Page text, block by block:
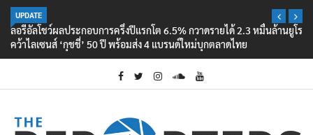
UPDATE
ลอรีอัลโชว์ผลประกอบการครึ่งปีแรกโต 6.5% กวาดรายได้ 2.3 หมื่นล้านยูโร
คว้าไลเซนส์ ‘กุชชี่’ 50 ปี พร้อมส่ง 4 แบรนด์ใหม่บุกตลาดไทย